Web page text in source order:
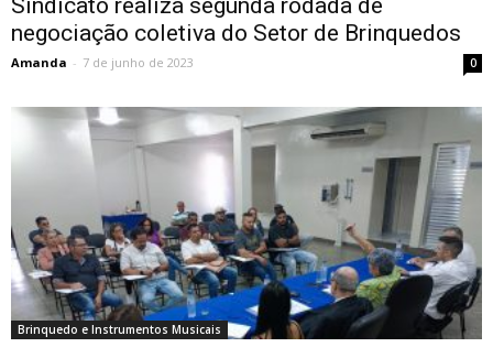
Sindicato realiza segunda rodada de
negociação coletiva do Setor de Brinquedos
Amanda - 7 de junho de 2023 0
Brinquedo e Instrumentos Musicais